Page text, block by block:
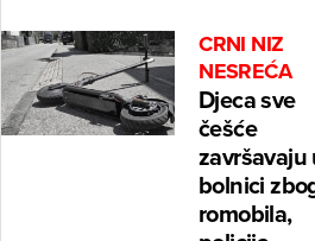
CRNI NIZ
NESREĆA
Djeca sve
češće
završavaju
bolnici
romobila,